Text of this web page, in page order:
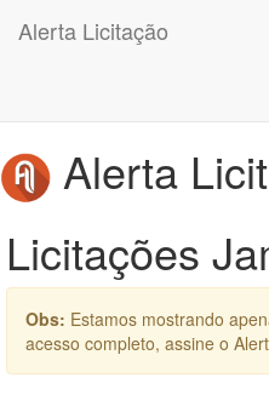
Alerta Licitação
Alerta
Licitações
Obs: Estamos mostrando
acesso completo, assine o